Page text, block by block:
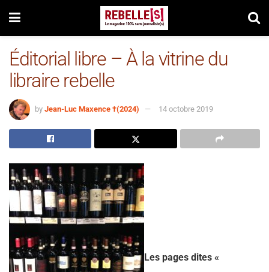
Éditorial libre – À la vitrine du
libraire rebelle
by Jean-Luc Maxence †(2024) 14 octobre 2019
Les pages dites «